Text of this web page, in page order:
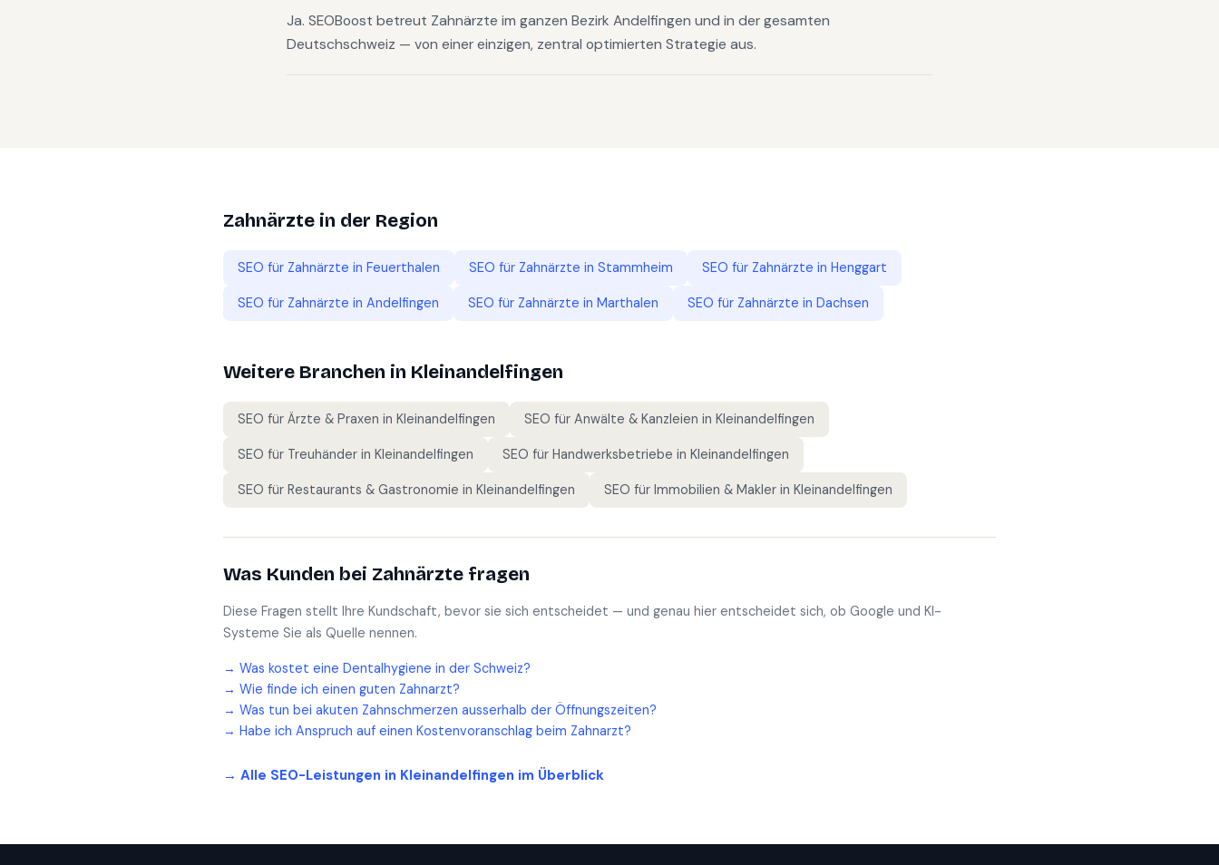
Ja. SEOBoost betreut Zahnärzte im ganzen Bezirk Andelfingen und in der gesamten
Deutschschweiz — von einer einzigen, zentral optimierten Strategie aus.
Zahnärzte in der Region
SEO für Zahnärzte in Feuerthalen SEO für Zahnärzte in Stammheim SEO für Zahnärzte in Henggart
SEO für Zahnärzte in Andelfingen SEO für Zahnärzte in Marthalen SEO für Zahnärzte in Dachsen
Weitere Branchen in Kleinandelfingen
SEO für Ärzte & Praxen in Kleinandelfingen SEO für Anwälte & Kanzleien in Kleinandelfingen
SEO für Treuhänder in Kleinandelfingen SEO für Handwerksbetriebe in Kleinandelfingen
SEO für Restaurants & Gastronomie in Kleinandelfingen SEO für Immobilien & Makler in Kleinandelfingen
Was Kunden bei Zahnärzte fragen
Diese Fragen stellt Ihre Kundschaft, bevor sie sich entscheidet — und genau hier entscheidet sich, ob Google und KI-
Systeme Sie als Quelle nennen.
→ Was kostet eine Dentalhygiene in der Schweiz?
→ Wie finde ich einen guten Zahnarzt?
→ Was tun bei akuten Zahnschmerzen ausserhalb der Öffnungszeiten?
→ Habe ich Anspruch auf einen Kostenvoranschlag beim Zahnarzt?
→ Alle SEO-Leistungen in Kleinandelfingen im Überblick